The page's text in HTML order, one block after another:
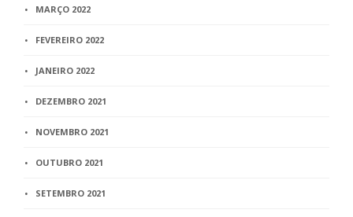
MARÇO 2022
FEVEREIRO 2022
JANEIRO 2022
DEZEMBRO 2021
NOVEMBRO 2021
OUTUBRO 2021
SETEMBRO 2021